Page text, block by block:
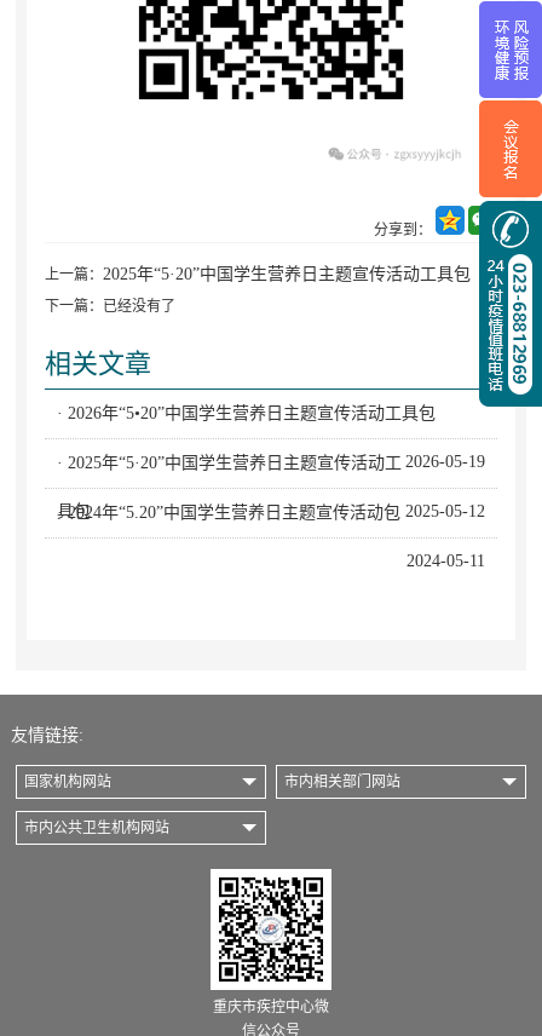
分享到：
上一篇： 2025年“5·20”中国学生营养日主题宣传活动工具包
下一篇：已经没有了
相关文章
· 2026年“5•20”中国学生营养日主题宣传活动工具包
2026-05-19
· 2025年“5·20”中国学生营养日主题宣传活动工
具包 2025-05-12
· 2024年“5.20”中国学生营养日主题宣传活动包
2024-05-11
友情链接:
国家机构网站 市内相关部门网站
市内公共卫生机构网站
重庆市疾控中心微
信公众号